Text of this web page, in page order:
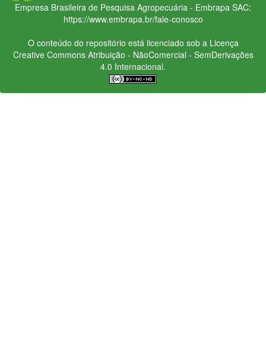
Empresa Brasileira de Pesquisa Agropecuária - Embrapa SAC:
https://www.embrapa.br/fale-conosco
O conteúdo do repositório está licenciado sob a Licença
Creative CommonsAtribuição - NãoComercial - SemDerivações
4.0 Internacional.